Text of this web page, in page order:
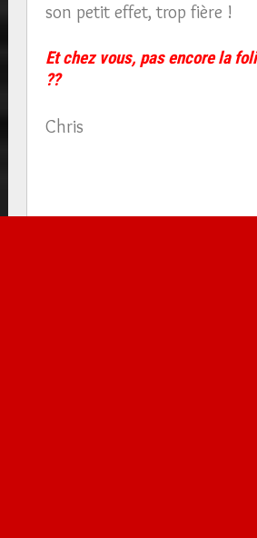
son petit effet, trop fière !
Et chez vous, pas encore la
??
Chris